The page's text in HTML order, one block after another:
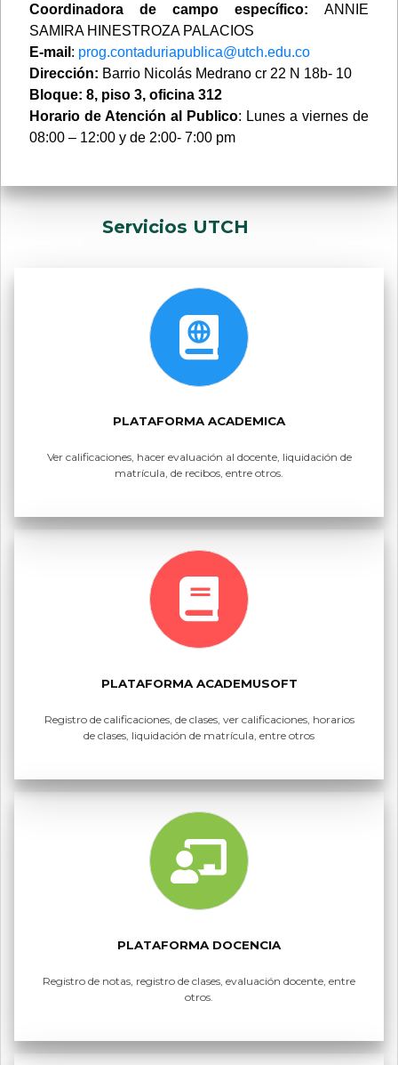
Coordinadora de campo específico: ANNIE
SAMIRA HINESTROZA PALACIOS
E-mail : prog.contaduriapublica@utch.edu.co
Dirección: Barrio Nicolás Medrano cr 22 N 18b- 10
Bloque: 8, piso 3, oficina 312
Horario de Atención al Publico: Lunes a viernes de
08:00 – 12:00 y de 2:00- 7:00 pm
Servicios UTCH
PLATAFORMA ACADEMICA
Ver calificaciones, hacer evaluación al docente, liquidación de
matrícula, de recibos, entre otros.
PLATAFORMA ACADEMUSOFT
Registro de calificaciones, de clases, ver calificaciones, horarios
de clases, liquidación de matrícula, entre otros
PLATAFORMA DOCENCIA
Registro de notas, registro de clases, evaluación docente, entre
otros.